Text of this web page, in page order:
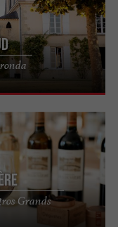
Grands